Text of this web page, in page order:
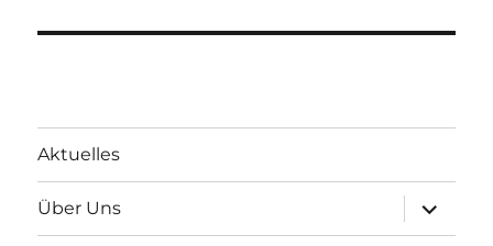
Aktuelles
Über Uns
öffnen